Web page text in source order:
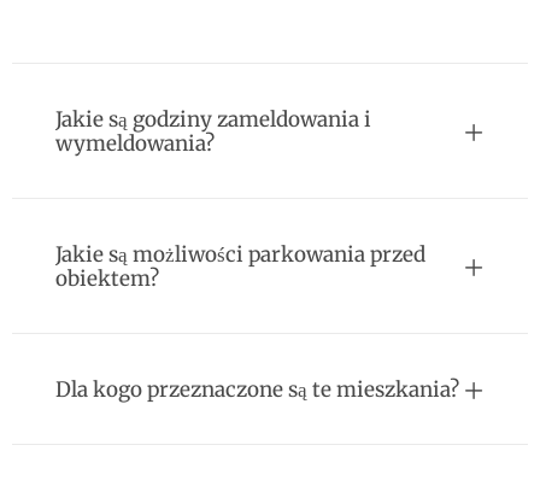
Jakie są godziny zameldowania i
wymeldowania?
Jakie są możliwości parkowania przed
obiektem?
Dla kogo przeznaczone są te mieszkania?